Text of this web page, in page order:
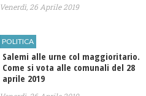
Venerdì, 26 Aprile 2019
POLITICA
Salemi alle urne col maggioritario.
Come si vota alle comunali del 28
aprile 2019